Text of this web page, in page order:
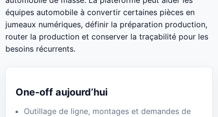
équipes automobile à convertir certaines pièces en
jumeaux numériques, définir la préparation production,
router la production et conserver la traçabilité pour les
besoins récurrents.
One-off aujourd’hui
Outillage de ligne, montages et demandes de